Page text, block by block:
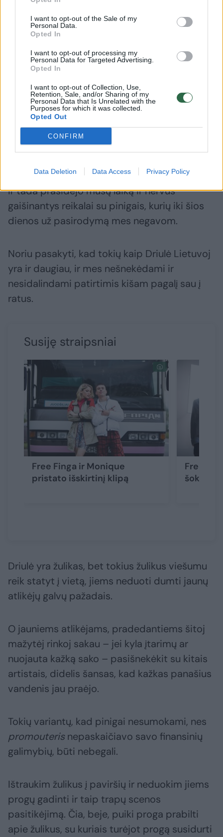
I want to opt-out of the Sale of my
Personal Data.
Opted In
I want to opt-out of processing my
Personal Data for Targeted Advertising.
Opted In
I want to opt-out of Collection, Use,
Retention, Sale, and/or Sharing of my
Personal Data that Is Unrelated with the
Purposes for which it was collected.
Opted Out
CONFIRM
Data Deletion Data Access Privacy Policy
Kai atvarėm į Palangą, pamatėm, kad viskas
daroma paskutinę minutę – nėra nakvynės,
raideris soundchekuineišpildytas, todėl
neužtikrintas.
Į koncertą ant stogo kvietė tik renginys
feisbuke ir lenta prie renginio vietos. Žmonių
Ir tada prasidėjo mūsų laiką ir nervus
gaišinantys reikalai su pinigais, kurių iki šios
dienos už pasirodymą mes negavom.
Noriu pasakyti, kad tokių kaip Driulė Lietuvoj
yra ir daugiau, ir mes nešnekėdami ir
nesidalindami patirtimis kišam pagalį sau į
ratus.
Susiję straipsniai
Free Finga ir Monique
pristato išskirtinį klipą
Free
šokis su
Driulė yra žulikas, bet tokius žulikus viešumu
reik statyt į vietą, jiems neduoti dumti jaunų
atlikėjų galvų pažadais.
O jauniems atlikėjams, pradedantiems šitoj
mažytėj rinkoj sakau – jei kyla įtarimų ar
nuojauta kažką sako – pasišnekėkit su kitais
artistais, didelis šansas, kad kažkas panašius
vandenis jau praėjo.
Tokių variantų, kad pinigai nesumokami, nes
promouterisnepaskaičiavo savo finansinių
galimybių, būti nebegali.
Ištraukim žulikus į paviršių ir neduokim jiems
progų gadinti ir taip trapų scenos
pasitikėjimą. Čia, beje, puiki proga prabilti
apie žulikus, su kuriais turėjot progą susidurti